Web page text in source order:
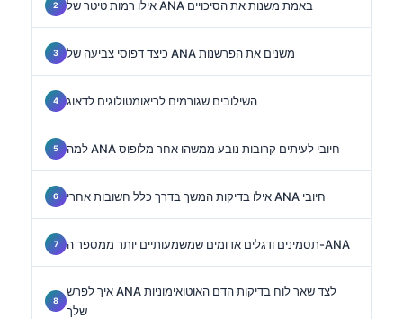
אילו רמות טיטר של ANA באמת משנות את הסיכויים
כיצד דפוסי צביעה של ANA משנים את הפרשנות
השילובים שגורמים לריאומטולוגים לדאוג
למה ANA חיובי לעיתים קרובות נובע ממשהו אחר מלופוס
אילו בדיקות המשך בדרך כלל חשובות אחרי ANA חיובי
תסמינים ודגלים אדומים שמשמעותיים יותר ממספר ה-ANA
איך לפרש ANA לצד שאר לוח בדיקות הדם האוטואימוניות
שלך